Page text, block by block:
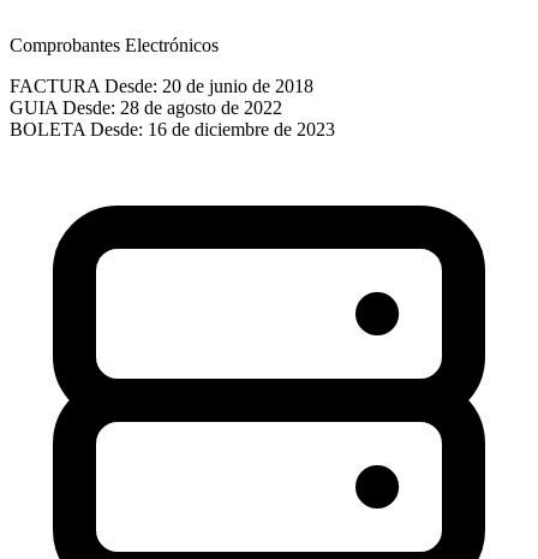
Comprobantes Electrónicos
FACTURA Desde: 20 de junio de 2018
GUIA Desde: 28 de agosto de 2022
BOLETA Desde: 16 de diciembre de 2023